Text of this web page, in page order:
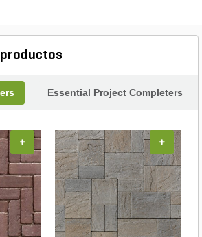
Essential Project Completers
+ +